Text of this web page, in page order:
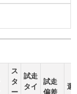
ス
タ
ー
試走
タイ
試走
偏差
選